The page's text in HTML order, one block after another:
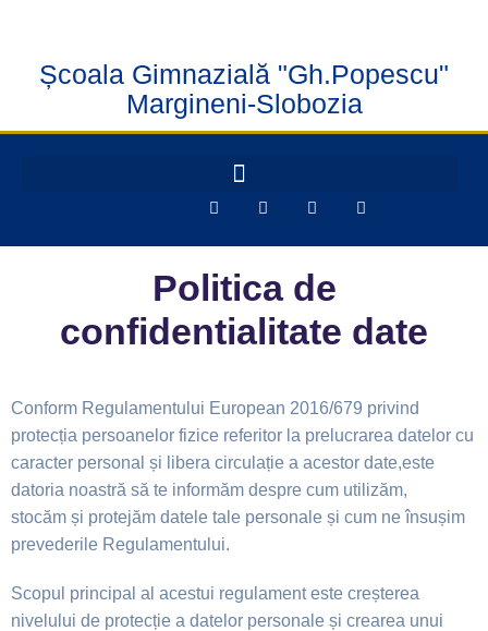
Școala Gimnazială "Gh.Popescu"
Margineni-Slobozia
Politica de
confidentialitate date
Conform Regulamentului European 2016/679 privind
protecția persoanelor fizice referitor la prelucrarea datelor cu
caracter personal și libera circulație a acestor date,este
datoria noastră să te informăm despre cum utilizăm,
stocăm și protejăm datele tale personale și cum ne însușim
prevederile Regulamentului.
Scopul principal al acestui regulament este creșterea
nivelului de protecție a datelor personale și crearea unui